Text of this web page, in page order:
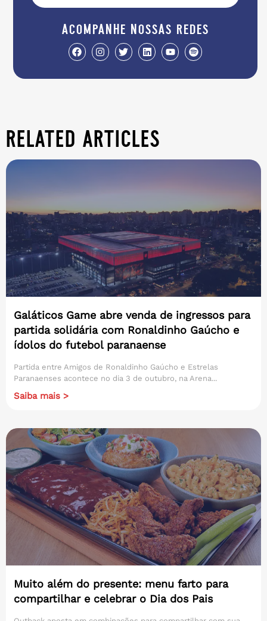
acompanhe nossas redes
related articles
Galáticos Game abre venda de ingressos para
partida solidária com Ronaldinho Gaúcho e
ídolos do futebol paranaense
Partida entre Amigos de Ronaldinho Gaúcho e Estrelas
Paranaenses acontece no dia 3 de outubro, na Arena...
Saiba mais >
Muito além do presente: menu farto para
compartilhar e celebrar o Dia dos Pais